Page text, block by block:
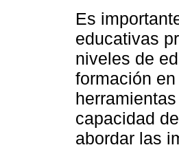
Es
educativas
niveles de
formación
capacidad
abordar las